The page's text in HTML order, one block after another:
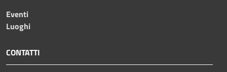
Eventi
Luoghi
CONTATTI